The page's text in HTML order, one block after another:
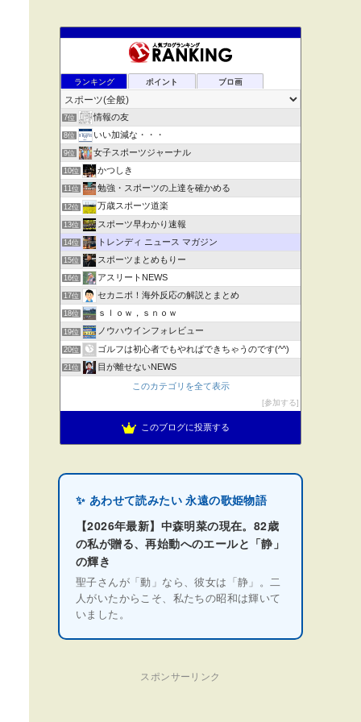
ランキング ポイント ブロ画
7位 情報の友
8位 いい加減な・・・
9位 女子スポーツジャーナル
10位 かつしき
11位 勉強・スポーツの上達を確かめる
12位 万歳スポーツ道楽
13位 スポーツ早わかり速報
14位 トレンディ ニュース マガジン
15位 スポーツまとめもりー
16位 アスリートNEWS
17位 セカニポ！海外反応の解説とまとめ
18位 ｓｌｏｗ，ｓｎｏｗ
19位 ノウハウインフォレビュー
20位 ゴルフは初心者でもやればできちゃうのです(^^)
21位 目が離せないNEWS
このカテゴリを全て表示
参加する
このブログに投票する
✨ あわせて読みたい 永遠の歌姫物語
【2026年最新】中森明菜の現在。82歳
の私が贈る、再始動へのエールと「静」
の輝き
聖子さんが「動」なら、彼女は「静」。二
人がいたからこそ、私たちの昭和は輝いて
いました。
スポンサーリンク